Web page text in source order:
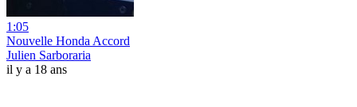
1:05
Nouvelle Honda Accord
Julien Sarboraria
il y a 18 ans